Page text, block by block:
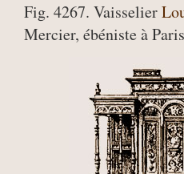
Fig. 4267. Vaisselier
Mercier, ébéniste à